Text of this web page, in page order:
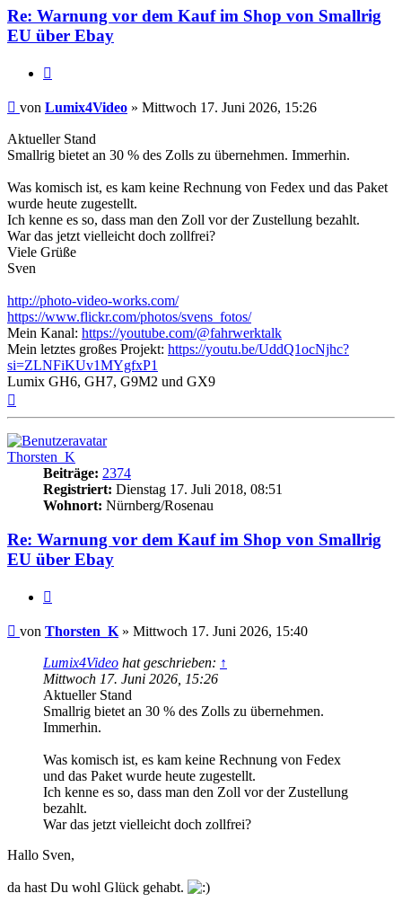
Re: Warnung vor dem Kauf im Shop von Smallrig
EU über Ebay
Beitrag
von Lumix4Video » Mittwoch 17. Juni 2026, 15:26
Aktueller Stand
Smallrig bietet an 30 % des Zolls zu übernehmen. Immerhin.
Was komisch ist, es kam keine Rechnung von Fedex und das Paket
wurde heute zugestellt.
Ich kenne es so, dass man den Zoll vor der Zustellung bezahlt.
War das jetzt vielleicht doch zollfrei?
Viele Grüße
Sven
http://photo-video-works.com/
https://www.flickr.com/photos/svens_fotos/
Mein Kanal: https://youtube.com/@fahrwerktalk
Mein letztes großes Projekt: https://youtu.be/UddQ1ocNjhc?
si=ZLNFiKUv1MYgfxP1
Lumix GH6, GH7, G9M2 und GX9
Thorsten_K
Beiträge: 2374
Registriert: Dienstag 17. Juli 2018, 08:51
Wohnort: Nürnberg/Rosenau
Re: Warnung vor dem Kauf im Shop von Smallrig
EU über Ebay
Beitrag
von Thorsten_K » Mittwoch 17. Juni 2026, 15:40
Lumix4Video hat geschrieben: ↑
Mittwoch 17. Juni 2026, 15:26
Aktueller Stand
Smallrig bietet an 30 % des Zolls zu übernehmen.
Immerhin.
Was komisch ist, es kam keine Rechnung von Fedex
und das Paket wurde heute zugestellt.
Ich kenne es so, dass man den Zoll vor der Zustellung
bezahlt.
War das jetzt vielleicht doch zollfrei?
Hallo Sven,
da hast Du wohl Glück gehabt.